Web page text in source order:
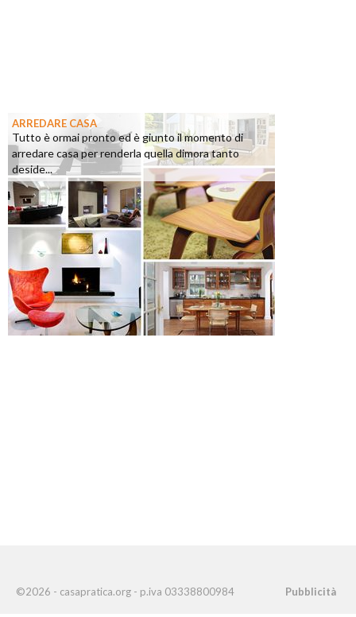
ARREDARE CASA
Tutto è ormai pronto ed è giunto il momento di
arredare casa per renderla quella dimora tanto
deside...
©2026 - casapratica.org - p.iva 03338800984 Pubblicità